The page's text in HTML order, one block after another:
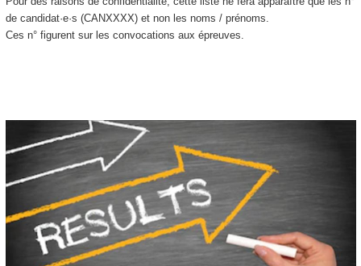
de candidat·e·s (CANXXXX) et non les noms / prénoms.
Ces n° figurent sur les convocations aux épreuves.